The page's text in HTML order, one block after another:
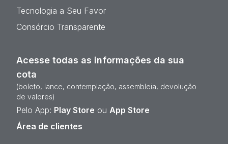
Tecnologia a Seu Favor
Consórcio Transparente
Acesse todas as informações da sua
cota
(boleto, lance, contemplação, assembleia, devolução
de valores)
Pelo App: Play Store ou App Store
Área de clientes